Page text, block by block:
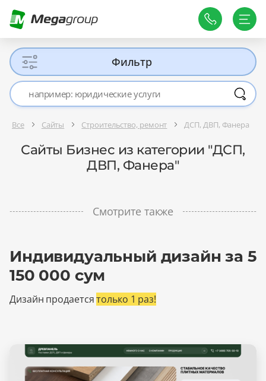
Фильтр
Все Сайты Строительство, ремонт ДСП, ДВП, Фанера
Сайты Бизнес из категории "ДСП,
ДВП, Фанера"
Смотрите также
Индивидуальный дизайн за 5
150 000 сум
Дизайн продаетсятолько 1 раз!